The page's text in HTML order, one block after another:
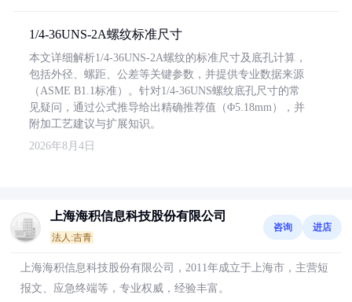
1/4-36UNS-2A螺纹标准尺寸
本文详细解析1/4-36UNS-2A螺纹的标准尺寸及底孔计算，
包括外径、螺距、公差等关键参数，并提供专业数据来源
（ASME B1.1标准）。针对1/4-36UNS螺纹底孔尺寸的常
见疑问，通过公式推导给出精确推荐值（Φ5.18mm），并
附加工艺建议与扩展知识。
2026年8月4日
上海海积信息科技股份有限公司
法人:吉青
咨询 进店
上海海积信息科技股份有限公司，2011年成立于上海市，主营短
报文、应急终端等，专业权威，经验丰富。